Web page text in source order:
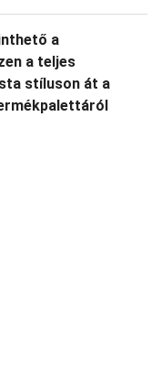
a
a teljes
stíluson át a